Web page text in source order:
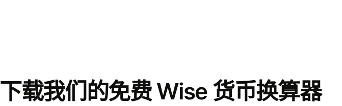
下载我们的免费 Wise 货币换算器